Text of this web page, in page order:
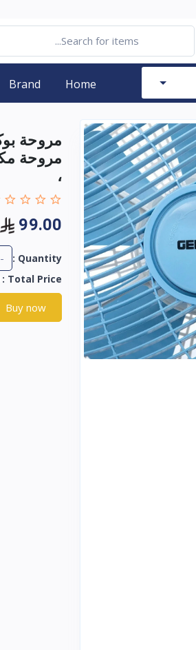
Home
Brand
،
99.00
Quantity :
-
Total Price
:
Buy now